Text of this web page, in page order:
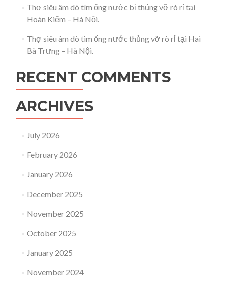
Thợ siêu âm dò tìm ống nước bị thủng vỡ rò rỉ tại
Hoàn Kiếm – Hà Nội.
Thợ siêu âm dò tìm ống nước thủng vỡ rò rỉ tại Hai
Bà Trưng – Hà Nội.
RECENT COMMENTS
ARCHIVES
July 2026
February 2026
January 2026
December 2025
November 2025
October 2025
January 2025
November 2024